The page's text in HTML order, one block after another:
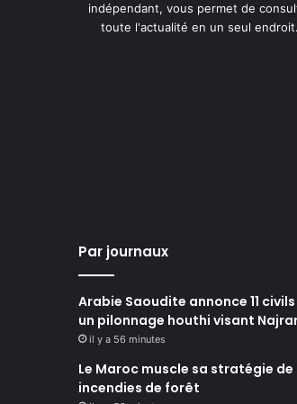
indépendant, vous permet de
toute l'actualité en un seul endroit.
Par journaux
Arabie Saoudite annonce 11
un pilonnage houthi visant
il y a 56 minutes
Le Maroc muscle sa stratégie
incendies de forêt